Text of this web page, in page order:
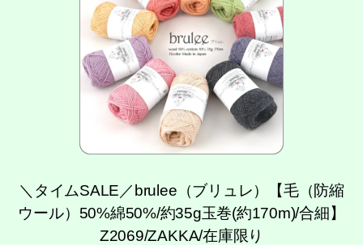
＼タイムSALE／brulee（ブリュレ）【毛（防縮
ウール）50%綿50%/約35g玉巻(約170m)/合細】
Z2069/ZAKKA/在庫限り